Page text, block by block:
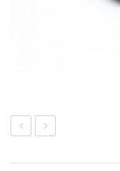
مضل
دائر